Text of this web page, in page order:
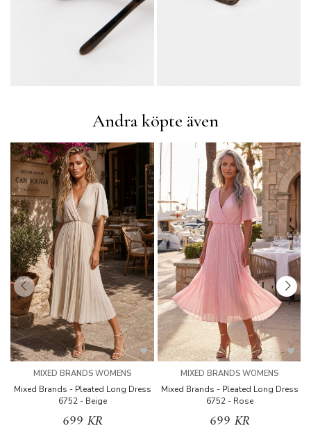
Andra köpte även
MIXED BRANDS WOMENS
Mixed Brands - Pleated Long Dress
6752 - Beige
699 KR
MIXED BRANDS WOMENS
Mixed Brands - Pleated Long Dress
6752 - Rose
699 KR